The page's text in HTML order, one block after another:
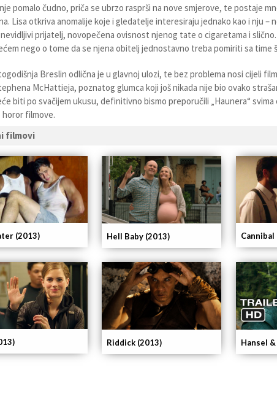
pomalo čudno, priča se ubrzo rasprši na nove smjerove, te postaje
Lisa otkriva anomalije koje i gledatelje interesiraju jednako kao i nju –
prijatelj, novopečena ovisnost njenog tate o cigaretama i
nego o tome da se njena obitelj jednostavno treba pomiriti sa time
Breslin odlična je u glavnoj ulozi, te bez problema nosi cijeli
McHattieja, poznatog glumca koji još nikada nije bio ovako
biti po svačijem ukusu, definitivno bismo preporučili „Haunera“ svima
horor filmove.
filmovi
Hansel
Riddick (2013)
Cannibal
Hell Baby (2013)
(2013)